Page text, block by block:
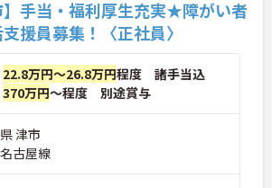
な勤務変更が発生しにくく、あ
訪問予定表に沿って規則正しく
現場スタッフによるお一人おひ
のOJT研修が実施されます。eラ
ており、多職種と連携しながら
ていける環境が用意されていま
ム連携で着実に成長！＞
】手当・福利厚生充実★障がい者
援員募集！〈正社員〉
22.8万円～26.8万円程度 諸手当込
370万円～程度 別途賞与
津市
古屋線